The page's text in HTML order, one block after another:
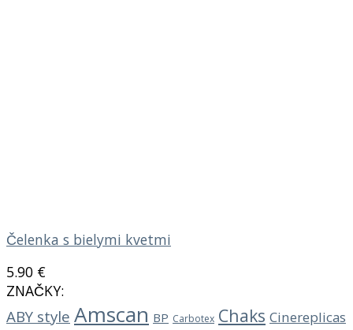
Čelenka s bielymi kvetmi
5.90 €
ZNAČKY:
ABY style Amscan BP Carbotex Chaks Cinereplicas